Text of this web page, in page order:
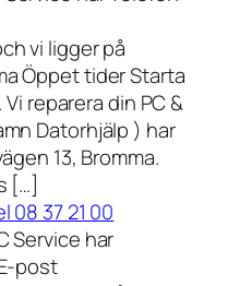
vi ligger på
Öppet tider Starta
reparera din PC &
Datorhjälp ) har
13, Bromma.
[…]
08 37 21 00
Service har
post